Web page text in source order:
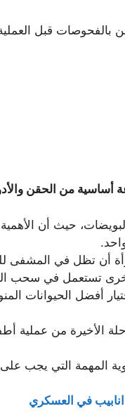
بالفحوصات قبل
من الحقن
حيث أن
أن تظل في المشفى
أخرى تستعمل في سحب
أفضل الحيوانات
الأخيرة من عملية
المهمة التي يجب
في العسكري